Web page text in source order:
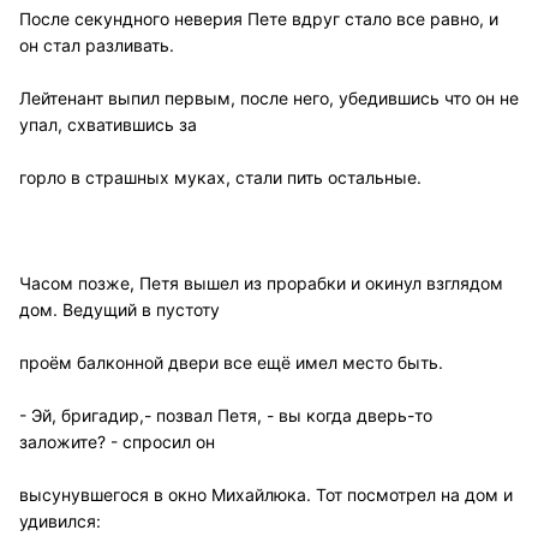
После секундного неверия Пете вдруг стало все равно, и
он стал разливать.
Лейтенант выпил первым, после него, убедившись что он не
упал, схватившись за
горло в страшных муках, стали пить остальные.
Часом позже, Петя вышел из прорабки и окинул взглядом
дом. Ведущий в пустоту
проём балконной двери все ещё имел место быть.
- Эй, бригадир,- позвал Петя, - вы когда дверь-то
заложите? - спросил он
высунувшегося в окно Михайлюка. Тот посмотрел на дом и
удивился: